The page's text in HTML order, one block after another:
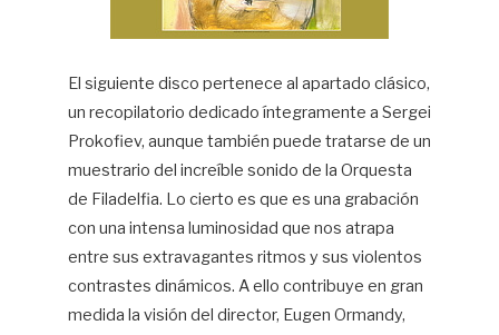
El siguiente disco pertenece al apartado clásico,
un recopilatorio dedicado íntegramente a Sergei
Prokofiev, aunque también puede tratarse de un
muestrario del increíble sonido de la Orquesta
de Filadelfia. Lo cierto es que es una grabación
con una intensa luminosidad que nos atrapa
entre sus extravagantes ritmos y sus violentos
contrastes dinámicos. A ello contribuye en gran
medida la visión del director, Eugen Ormandy,